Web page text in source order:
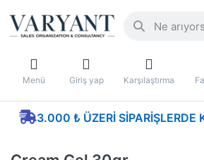
Menü Giriş yap Karşılaştırma
3.000 ₺ ÜZERI SIPARIŞLERDE